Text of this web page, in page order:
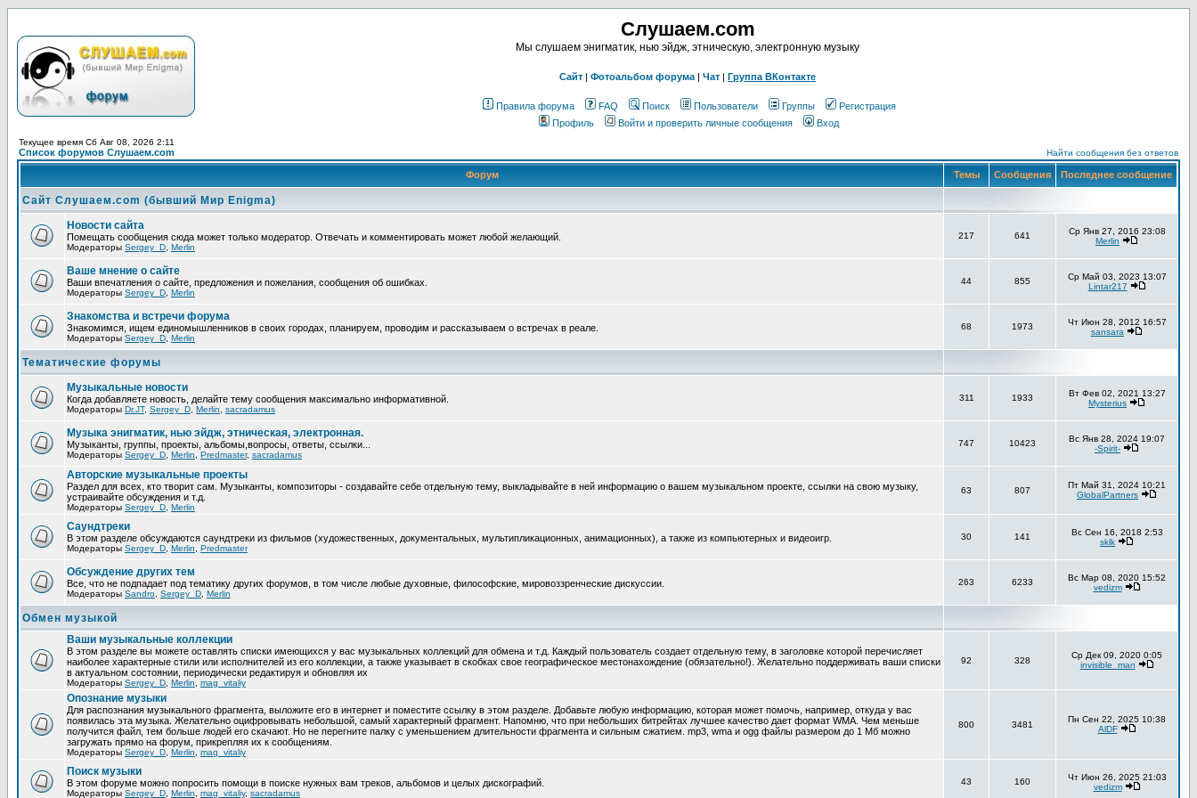
Слушаем.com
Мы слушаем энигматик, нью эйдж, этническую, электронную музыку
Сайт | Фотоальбом форума | Чат | Группа ВКонтакте
Правила форума FAQ Поиск Пользователи Группы
Регистрация
Профиль
Войти и проверить личные сообщения Вход
Текущее время Сб Авг 08, 2026 2:11
Список форумов Слушаем.com Найти сообщения без ответов
Форум Темы Сообщения Последнее сообщение
Сайт Слушаем.com (бывший Мир Enigma)
Новости сайта
Помещать сообщения сюда может только модератор. Отвечать и комментировать может любой желающий.
Модераторы Sergey_D Merlin
217 641
Ср Янв 27, 2016 23:08
Merlin
Ваше мнение о сайте
Ваши впечатления о сайте, предложения и пожелания, сообщения об ошибках.
Модераторы Sergey_D Merlin
44 855
Ср Май 03, 2023 13:07
Lintar217
Знакомства и встречи форума
Знакомимся, ищем единомышленников в своих городах, планируем, проводим и рассказываем о встречах в реале.
Модераторы Sergey_D Merlin
68 1973
Чт Июн 28, 2012 16:57
sansara
Тематические форумы
Музыкальные новости
Когда добавляете новость, делайте тему сообщения максимально информативной.
Модераторы Dr.JT, Sergey_D Merlin sacradamus
311 1933
Вт Фев 02, 2021 13:27
Mysterius
Музыка энигматик, нью эйдж, этническая, электронная.
Музыканты, группы, проекты, альбомы,вопросы, ответы, ссылки...
Модераторы Sergey_D Merlin Predmaster, sacradamus
747 10423
Вс Янв 28, 2024 19:07
-Spirit-
Авторские музыкальные проекты
Раздел для всех, кто творит сам. Музыканты, композиторы - создавайте себе отдельную тему, выкладывайте в ней информацию о вашем музыкальном проекте, ссылки на свою музыку,
устраивайте обсуждения и т.д.
Модераторы Sergey_D Merlin
63 807
Пт Май 31, 2024 10:21
GlobalPartners
Саундтреки
В этом разделе обсуждаются саундтреки из фильмов (художественных, документальных, мультипликационных, анимационных), а также из компьютерных и видеоигр.
Модераторы Sergey_D Merlin Predmaster
30 141
Вс Сен 16, 2018 2:53
sklk
Обcуждение других тем
Все, что не подпадает под тематику других форумов, в том числе любые духовные, философские, мировоззренческие дискуссии.
Модераторы Sandro Sergey_D Merlin
263 6233
Вс Мар 08, 2020 15:52
vedizm
Обмен музыкой
Ваши музыкальные коллекции
В этом разделе вы можете оставлять списки имеющихся у вас музыкальных коллекций для обмена и т.д. Каждый пользователь создает отдельную тему, в заголовке которой перечисляет
наиболее характерные стили или исполнителей из его коллекции, а также указывает в скобках свое географическое местонахождение (обязательно!). Желательно поддерживать ваши списки
в актуальном состоянии, периодически редактируя и обновляя их
Модераторы Sergey_D Merlin mag_vitaliy
92 328
Ср Дек 09, 2020 0:05
invisible_man
Опознание музыки
Для распознания музыкального фрагмента, выложите его в интернет и поместите ссылку в этом разделе. Добавьте любую информацию, которая может помочь, например, откуда у вас
появилась эта музыка. Желательно оцифровывать небольшой, самый характерный фрагмент. Напомню, что при небольших битрейтах лучшее качество дает формат WMA. Чем меньше
получится файл, тем больше людей его скачают. Но не перегните палку с уменьшением длительности фрагмента и сильным сжатием. mp3, wma и ogg файлы размером до 1 Мб можно
загружать прямо на форум, прикрепляя их к сообщениям.
Модераторы Sergey_D Merlin mag_vitaliy
800 3481
Пн Сен 22, 2025 10:38
AlDF
Поиск музыки
В этом форуме можно попросить помощи в поиске нужных вам треков, альбомов и целых дискографий.
Модераторы Sergey_D Merlin mag_vitaliy, sacradamus
43 160
Чт Июн 26, 2025 21:03
vedizm